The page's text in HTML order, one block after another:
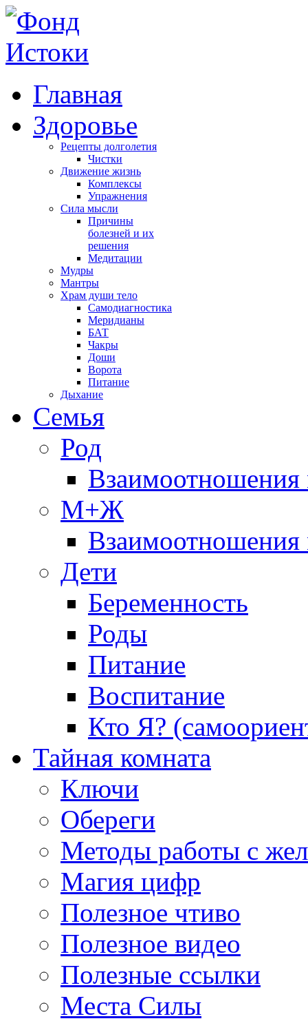
Главная
Здоровье
Рецепты долголетия
Чистки
Движение жизнь
Комплексы
Упражнения
Сила мысли
Причины
болезней и их
решения
Медитации
Мудры
Мантры
Храм души тело
Самодиагностика
Меридианы
БАТ
Чакры
Доши
Ворота
Питание
Дыхание
Семья
Род
М+Ж
Дети
Беременность
Роды
Питание
Воспитание
Кто Я?
Тайная комната
Ключи
Обереги
Методы работы с
Магия цифр
Полезное чтиво
Полезное видео
Полезные ссылки
Места Силы